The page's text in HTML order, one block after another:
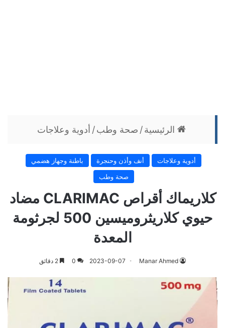
الرئيسية / صحة وطب / أدوية وعلاجات
أدوية وعلاجات أنف وأذن وحنجرة
باطنة وجهاز هضمي
صحة وطب
كلاريماك أقراص CLARIMAC مضاد
حيوي كلاريثروميسين 500 لجرثومة
المعدة
Manar Ahmed
2023-09-07
0